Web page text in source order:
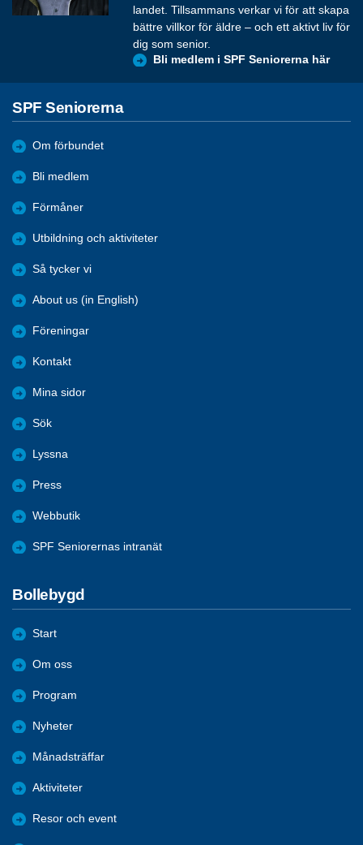
landet. Tillsammans verkar vi för att skapa
bättre villkor för äldre – och ett aktivt liv för
dig som senior.
Bli medlem i SPF Seniorerna här
SPF Seniorerna
Om förbundet
Bli medlem
Förmåner
Utbildning och aktiviteter
Så tycker vi
About us (in English)
Föreningar
Kontakt
Mina sidor
Sök
Lyssna
Press
Webbutik
SPF Seniorernas intranät
Bollebygd
Start
Om oss
Program
Nyheter
Månadsträffar
Aktiviteter
Resor och event